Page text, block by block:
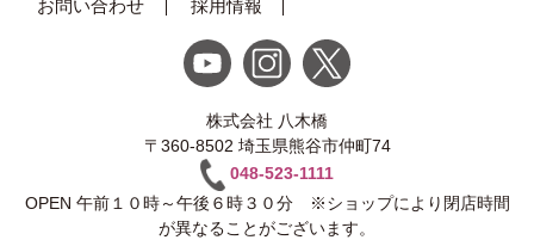
お問い合わせ
採用情報
株式会社 八木橋
〒360-8502 埼玉県熊谷市仲町74
048-523-1111
OPEN 午前１０時～午後６時３０分 ※ショップにより閉店時間
が異なることがございます。